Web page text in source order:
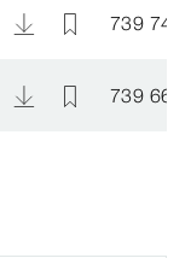
739 744
739 669